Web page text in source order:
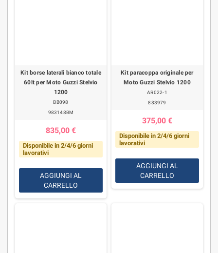
Kit borse laterali bianco totale
60lt per Moto Guzzi Stelvio
1200
BB098
983148BM
835,00 €
Disponibile in 2/4/6 giorni
lavorativi
AGGIUNGI AL
CARRELLO
Kit paracoppa originale per
Moto Guzzi Stelvio 1200
AR022-1
883979
375,00 €
Disponibile in 2/4/6 giorni
lavorativi
AGGIUNGI AL
CARRELLO